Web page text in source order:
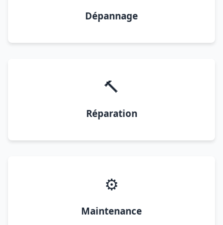
Dépannage
🔨
Réparation
⚙️
Maintenance